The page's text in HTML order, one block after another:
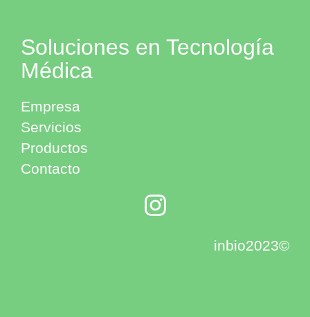
Soluciones en Tecnología
Médica
Empresa
Servicios
Productos
Contacto
inbio2023©